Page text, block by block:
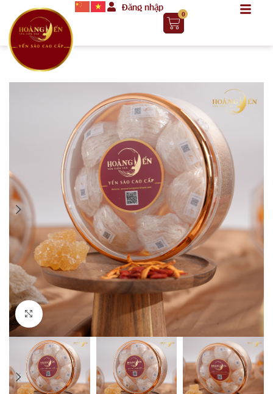
Đăng nhập
0
Click to enlarge